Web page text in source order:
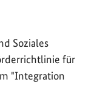
Soziales
für
"Integration